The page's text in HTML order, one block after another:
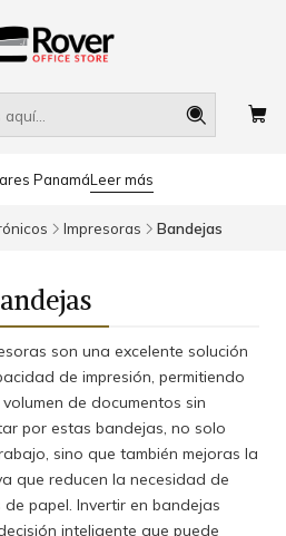
PanamáLeer más
Impresoras Bandejas
son una excelente solución
de impresión, permitiendo
de documentos sin
por estas bandejas, no solo
sino que también mejoras la
que reducen la necesidad de
papel. Invertir en bandejas
inteligente que puede